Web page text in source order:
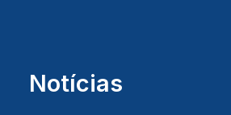
Notícias